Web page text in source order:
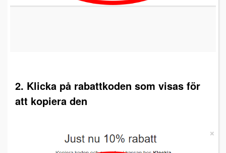
2. Klicka på rabattkoden som visas för
att kopiera den